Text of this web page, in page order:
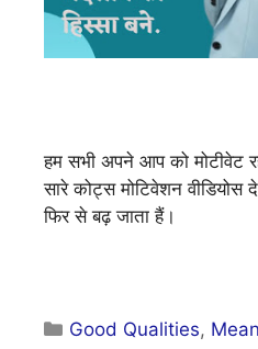
हम सभी अपने आप को मोटीवेट
सारे कोट्स मोटिवेशन वीडियोस
फिर से बढ़ जाता हैं।
Categories
Good Qualities,